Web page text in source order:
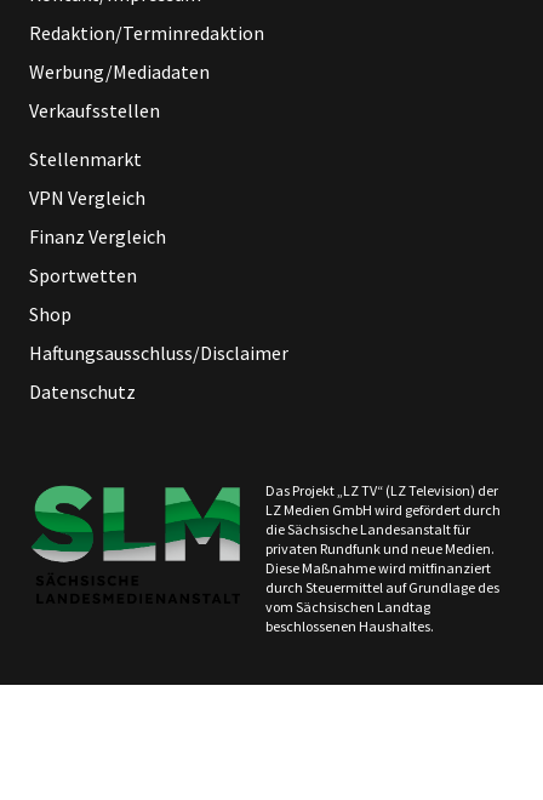
Redaktion/Terminredaktion
Werbung/Mediadaten
Verkaufsstellen
Stellenmarkt
VPN Vergleich
Finanz Vergleich
Sportwetten
Shop
Haftungsausschluss/Disclaimer
Datenschutz
Das Projekt „LZ TV“ (LZ Television) der
LZ Medien GmbH wird gefördert durch
die Sächsische Landesanstalt für
privaten Rundfunk und neue Medien.
Diese Maßnahme wird mitfinanziert
durch Steuermittel auf Grundlage des
vom Sächsischen Landtag
beschlossenen Haushaltes.